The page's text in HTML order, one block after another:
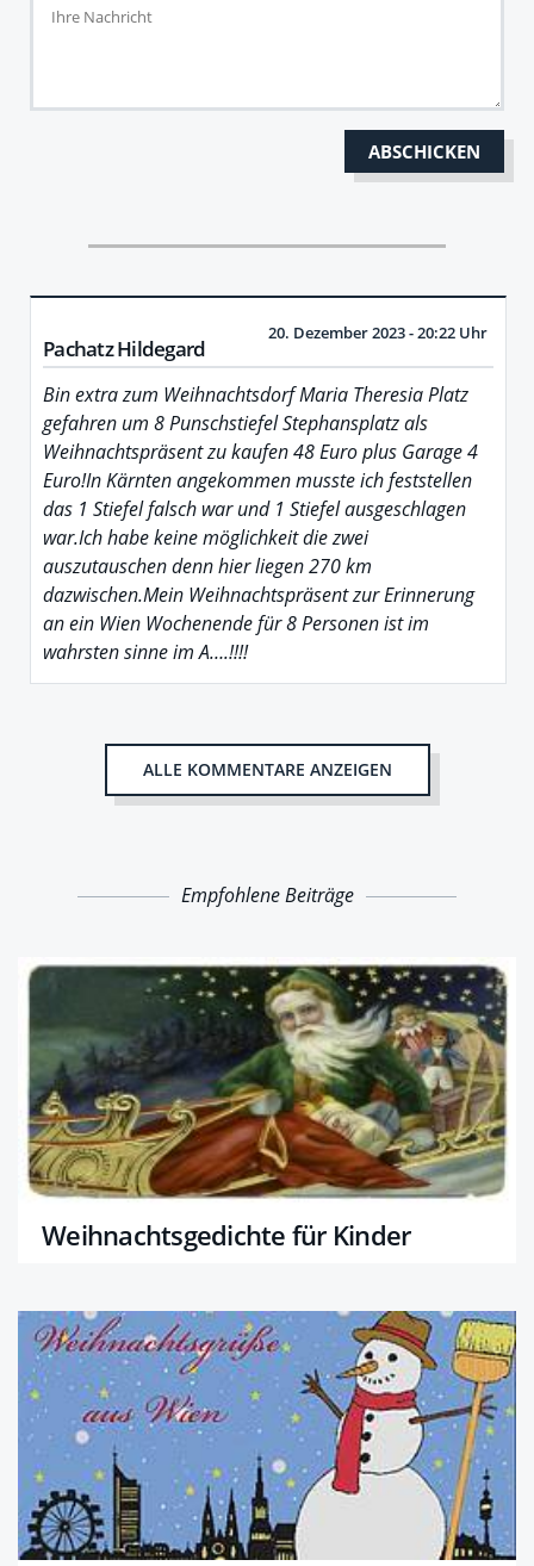
Pachatz Hildegard
20. Dezember 2023 - 20:22 Uhr
Bin extra zum Weihnachtsdorf Maria Theresia Platz
gefahren um 8 Punschstiefel Stephansplatz als
Weihnachtspräsent zu kaufen 48 Euro plus Garage 4
Euro!In Kärnten angekommen musste ich feststellen
das 1 Stiefel falsch war und 1 Stiefel ausgeschlagen
war.Ich habe keine möglichkeit die zwei
auszutauschen denn hier liegen 270 km
dazwischen.Mein Weihnachtspräsent zur Erinnerung
an ein Wien Wochenende für 8 Personen ist im
wahrsten sinne im A….!!!!
ALLE KOMMENTARE ANZEIGEN
Empfohlene Beiträge
Weihnachtsgedichte für Kinder